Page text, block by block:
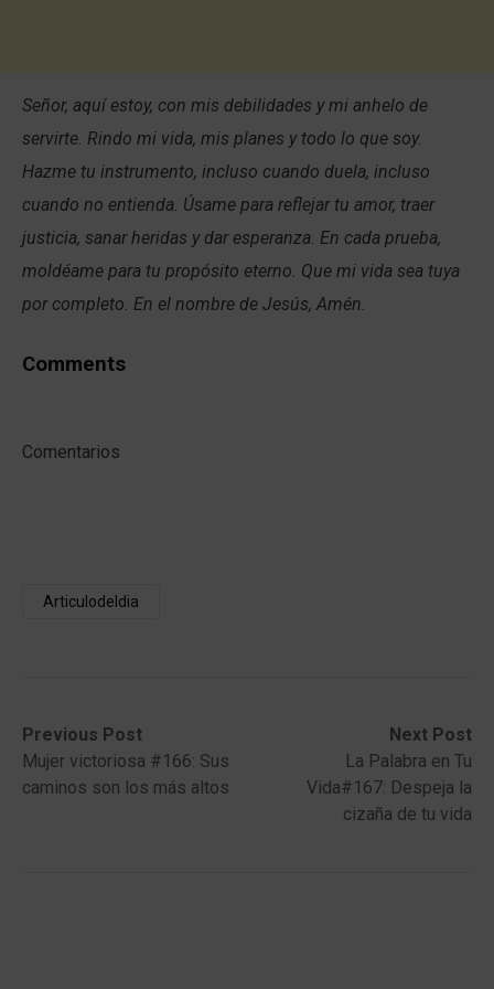
Señor, aquí estoy, con mis debilidades y mi anhelo de
servirte. Rindo mi vida, mis planes y todo lo que soy.
Hazme tu instrumento, incluso cuando duela, incluso
cuando no entienda. Úsame para reflejar tu amor, traer
justicia, sanar heridas y dar esperanza. En cada prueba,
moldéame para tu propósito eterno. Que mi vida sea tuya
por completo. En el nombre de Jesús, Amén.
Comments
Comentarios
Articulodeldia
Post
navigation
Previous Post
Previous
post:Mujer victoriosa #166: Sus
caminos son los más altos
Next Post
Next
post:
La Palabra en Tu
Vida#167: Despeja la
cizaña de tu vida